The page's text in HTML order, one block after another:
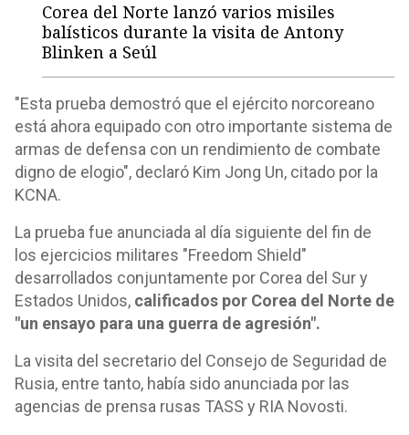
Corea del Norte lanzó varios misiles
balísticos durante la visita de Antony
Blinken a Seúl
"Esta prueba demostró que el ejército norcoreano
está ahora equipado con otro importante sistema de
armas de defensa con un rendimiento de combate
digno de elogio", declaró Kim Jong Un, citado por la
KCNA.
La prueba fue anunciada al día siguiente del fin de
los ejercicios militares "Freedom Shield"
desarrollados conjuntamente por Corea del Sur y
Estados Unidos, calificados por Corea del Norte de
"un ensayo para una guerra de agresión".
La visita del secretario del Consejo de Seguridad de
Rusia, entre tanto, había sido anunciada por las
agencias de prensa rusas TASS y RIA Novosti.